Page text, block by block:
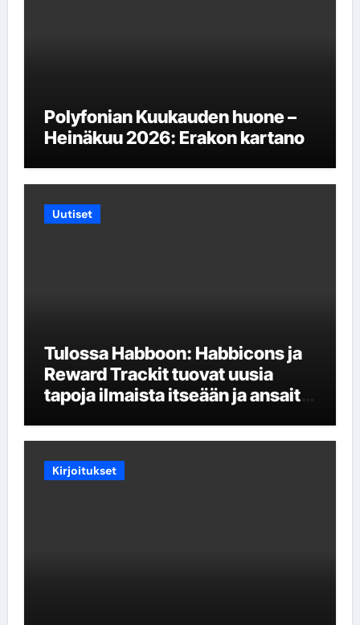
Polyfonian Kuukauden huone –
Heinäkuu 2026: Erakon kartano
Uutiset
Tulossa Habboon: Habbicons ja
Reward Trackit tuovat uusia
tapoja ilmaista itseään ja ansaita
Kirjoitukset